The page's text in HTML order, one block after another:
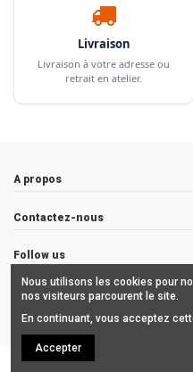
Livraison
Livraison à votre adresse ou
retrait en atelier.
A propos
Contactez-nous
Follow us
Newsletter
Copyrights © 2019
Nous utilisons les cookies pour
nos visiteurs parcourent le site.
En continuant, vous acceptez
Accepter